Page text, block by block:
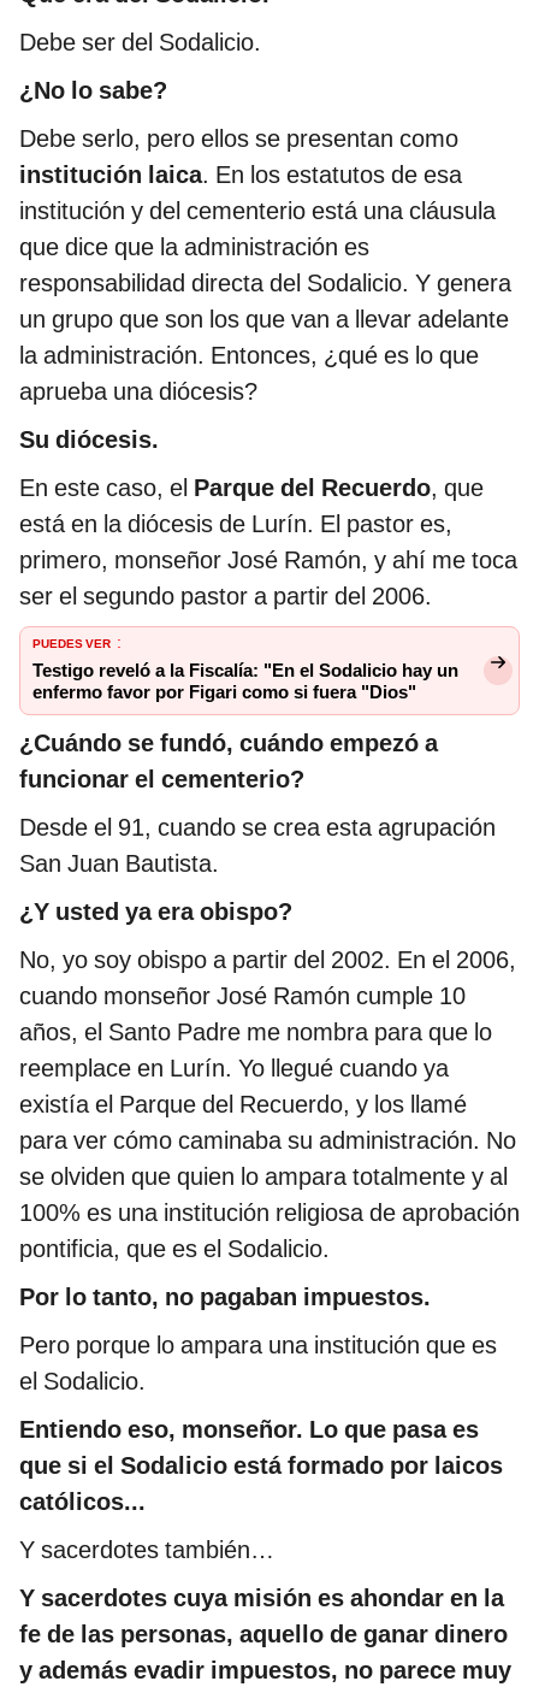
Debe ser del Sodalicio.
¿No lo sabe?
Debe serlo, pero ellos se presentan como
institución laica. En los estatutos de esa
institución y del cementerio está una cláusula
que dice que la administración es
responsabilidad directa del Sodalicio. Y genera
un grupo que son los que van a llevar adelante
la administración. Entonces, ¿qué es lo que
aprueba una diócesis?
Su diócesis.
En este caso, el Parque del Recuerdo, que
está en la diócesis de Lurín. El pastor es,
primero, monseñor José Ramón, y ahí me toca
ser el segundo pastor a partir del 2006.
PUEDES VER :
Testigo reveló a la Fiscalía: "En el Sodalicio hay un
enfermo favor por Figari como si fuera "Dios"
¿Cuándo se fundó, cuándo empezó a
funcionar el cementerio?
Desde el 91, cuando se crea esta agrupación
San Juan Bautista.
¿Y usted ya era obispo?
No, yo soy obispo a partir del 2002. En el 2006,
cuando monseñor José Ramón cumple 10
años, el Santo Padre me nombra para que lo
reemplace en Lurín. Yo llegué cuando ya
existía el Parque del Recuerdo, y los llamé
para ver cómo caminaba su administración. No
se olviden que quien lo ampara totalmente y al
100% es una institución religiosa de aprobación
pontificia, que es el Sodalicio.
Por lo tanto, no pagaban impuestos.
Pero porque lo ampara una institución que es
el Sodalicio.
Entiendo eso, monseñor. Lo que pasa es
que si el Sodalicio está formado por laicos
católicos...
Y sacerdotes también…
Y sacerdotes cuya misión es ahondar en la
fe de las personas, aquello de ganar dinero
y además evadir impuestos, no parece muy